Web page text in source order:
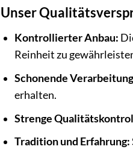
Unser
Kontrollierter Anbau:
Reinheit zu
Schonende
erhalten.
Strenge
Tradition und Erfahrung: